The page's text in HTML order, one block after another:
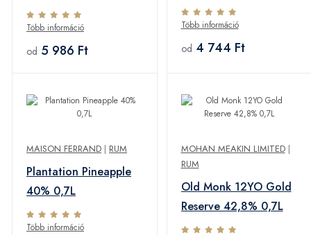
Több információ
od 5 986 Ft
Több információ
od 4 744 Ft
MAISON FERRAND | RUM
Plantation Pineapple
40% 0,7L
Több információ
MOHAN MEAKIN LIMITED|
RUM
Old Monk 12YO Gold
Reserve 42,8% 0,7L